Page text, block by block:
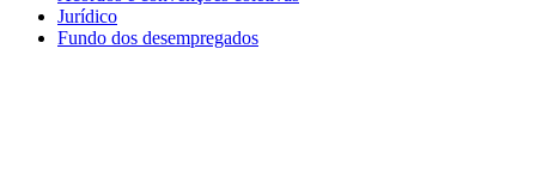
Sindicato
Jurídico
Fundo dos desempregados